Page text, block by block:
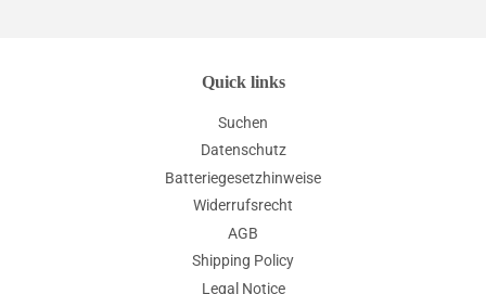
Quick links
Suchen
Datenschutz
Batteriegesetzhinweise
Widerrufsrecht
AGB
Shipping Policy
Legal Notice